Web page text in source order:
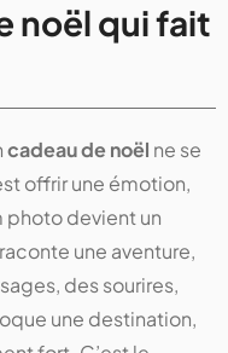
noël qui fait
cadeau de noël ne se
offrir une émotion,
photo devient un
une aventure,
des sourires,
une destination,